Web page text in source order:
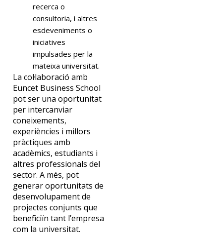
recerca o
consultoria, i altres
esdeveniments o
iniciatives
impulsades per la
mateixa universitat.
La col·laboració amb
Euncet Business School
pot ser una oportunitat
per intercanviar
coneixements,
experiències i millors
pràctiques amb
acadèmics, estudiants i
altres professionals del
sector. A més, pot
generar oportunitats de
desenvolupament de
projectes conjunts que
beneficiïn tant l’empresa
com la universitat.